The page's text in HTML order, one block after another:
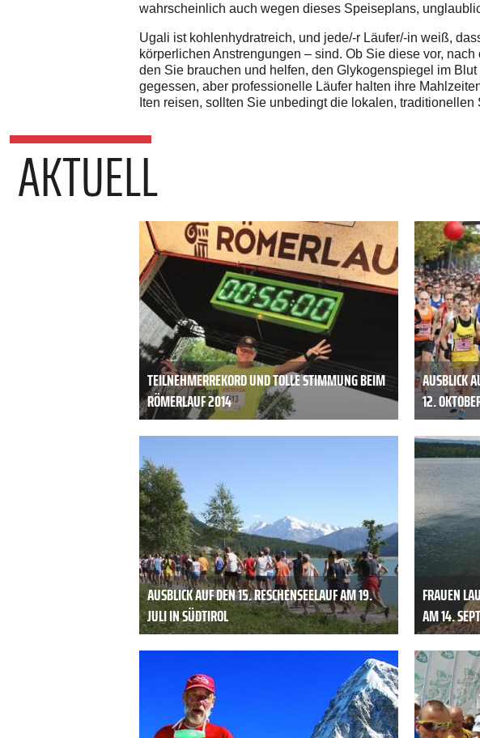
wahrscheinlich auch wegen dieses Speiseplans,
Ugali ist kohlenhydratreich, und jede/-r Läufer/-in weiß,
körperlichen Anstrengungen – sind. Ob Sie diese vor,
den Sie brauchen und helfen, den Glykogenspiegel im
gegessen, aber professionelle Läufer halten ihre
Iten reisen, sollten Sie unbedingt die lokalen, traditionellen
AKTUELL
TEILNEHMERREKORD UND TOLLE STIMMUNG BEIM
RÖMERLAUF 2014
AUSBLICK
12.
AUSBLICK AUF DEN 15. RESCHENSEELAUF AM 19.
JULI IN SÜDTIROL
FRAUEN
AM 14.